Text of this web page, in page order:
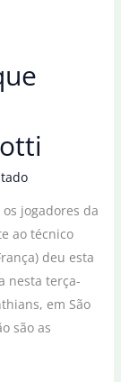
jogadores da
ao técnico
deu esta
nesta terça-
em São
são as